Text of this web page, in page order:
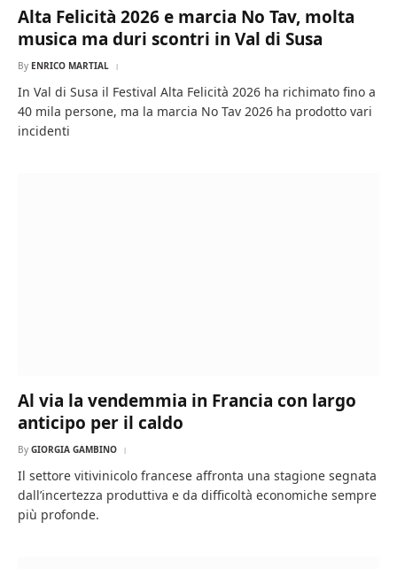
Alta Felicità 2026 e marcia No Tav, molta
musica ma duri scontri in Val di Susa
By ENRICO MARTIAL
In Val di Susa il Festival Alta Felicità 2026 ha richimato fino a
40 mila persone, ma la marcia No Tav 2026 ha prodotto vari
incidenti
Al via la vendemmia in Francia con largo
anticipo per il caldo
By GIORGIA GAMBINO
Il settore vitivinicolo francese affronta una stagione segnata
dall’incertezza produttiva e da difficoltà economiche sempre
più profonde.